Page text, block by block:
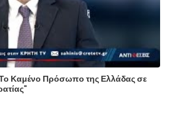
Καμένο Πρόσωπο της Ελλάδας σε